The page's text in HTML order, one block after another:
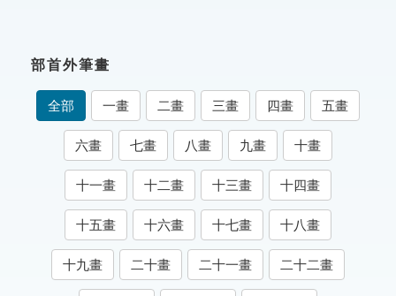
成語故事
索引選單
知識索引
單字索引
生命大百科索引
遊戲專區
部首外筆畫
全部 一畫 二畫 三畫 四畫 五畫
六畫 七畫 八畫 九畫 十畫
十一畫 十二畫 十三畫 十四畫
十五畫 十六畫 十七畫 十八畫
十九畫 二十畫 二十一畫 二十二畫